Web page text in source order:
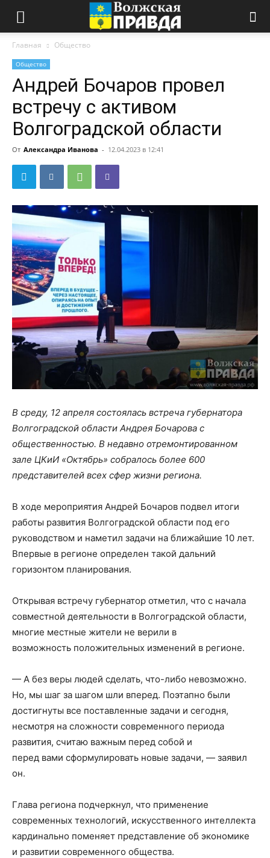
Главная Общество
Общество
Андрей Бочаров провел
встречу с активом
Волгоградской области
От Александра Иванова - 12.04.2023 в 12:41
В среду, 12 апреля состоялась встреча губернатора
Волгоградской области Андрея Бочарова с
общественностью. В недавно отремонтированном
зале ЦКиИ «Октябрь» собралось более 600
представителей всех сфер жизни региона.
В ходе мероприятия Андрей Бочаров подвел итоги
работы развития Волгоградской области под его
руководством и наметил задачи на ближайшие 10 лет.
Впервые в регионе определен такой дальний
горизонтом планирования.
Открывая встречу губернатор отметил, что с начала
совместной деятельности в Волгоградской области,
многие местные жители не верили в
возможность положительных изменений в регионе.
— А без веры людей сделать, что-либо невозможно.
Но, мы шаг за шагом шли вперед. Поэтапно были
достигнуты все поставленные задачи и сегодня,
несмотря на сложности современного периода
развития, считаю важным перед собой и
перед вами сформулировать новые задачи, — заявил
он.
Глава региона подчеркнул, что применение
современных технологий, искусственного интеллекта
кардинально поменяет представление об экономике
и развитии современного общества.